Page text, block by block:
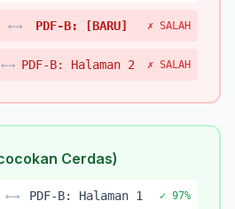
←→ PDF-B: [BARU] ✗ SALAH
←→ PDF-B: Halaman 2 ✗ SALAH
Cerdas)
←→ PDF-B: Halaman 1 ✓ 97%